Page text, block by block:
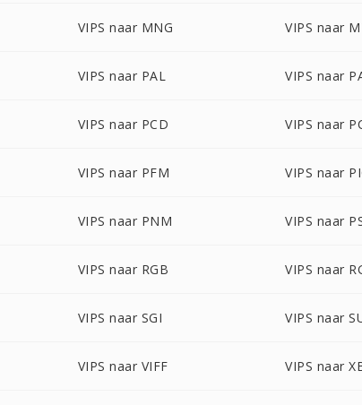
VIPS naar MNG VIPS naar
VIPS naar PAL VIPS naar
VIPS naar PCD VIPS naar
VIPS naar PFM VIPS naar
VIPS naar PNM VIPS naar
VIPS naar RGB VIPS naar
VIPS naar SGI VIPS naar
VIPS naar VIFF VIPS naar